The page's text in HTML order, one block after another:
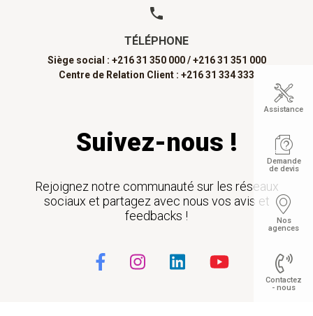
TÉLÉPHONE
Siège social : +216 31 350 000 / +216 31 351 000
Centre de Relation Client : +216 31 334 333
Suivez-nous !
Rejoignez notre communauté sur les réseaux
sociaux et partagez avec nous vos avis et
feedbacks !
Assistance
Demande
de devis
Nos
agences
Contactez
- nous